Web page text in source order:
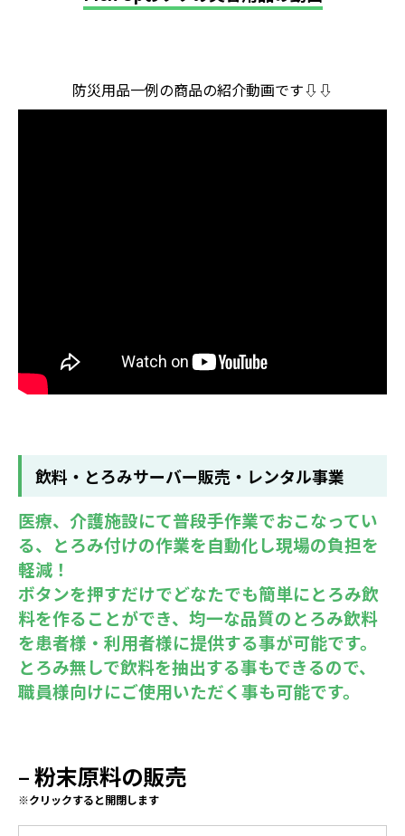
防災用品一例の商品の紹介動画です⇩⇩
飲料・とろみサーバー販売・レンタル事業
医療、介護施設にて普段手作業でおこなってい
る、とろみ付けの作業を自動化し現場の負担を
軽減！
ボタンを押すだけでどなたでも簡単にとろみ飲
料を作ることができ、均一な品質のとろみ飲料
を患者様・利用者様に提供する事が可能です。
とろみ無しで飲料を抽出する事もできるので、
職員様向けにご使用いただく事も可能です。
– 粉末原料の販売
※クリックすると開閉します